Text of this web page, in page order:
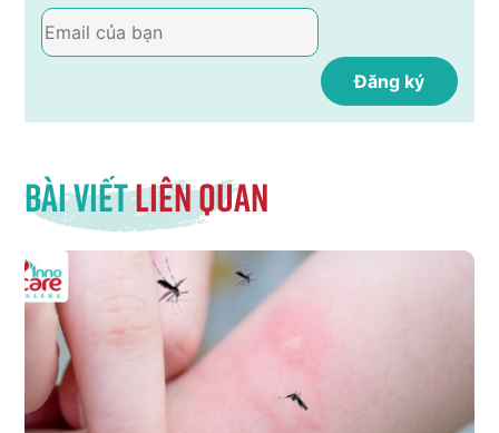
Bài viếtliên quan